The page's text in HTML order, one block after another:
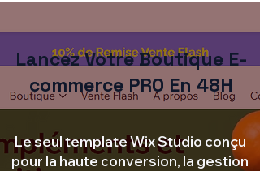
Lancez Votre Boutique E-
commerce PRO En 48H
Le seul template Wix Studio conçu
pour la haute conversion, la gestion